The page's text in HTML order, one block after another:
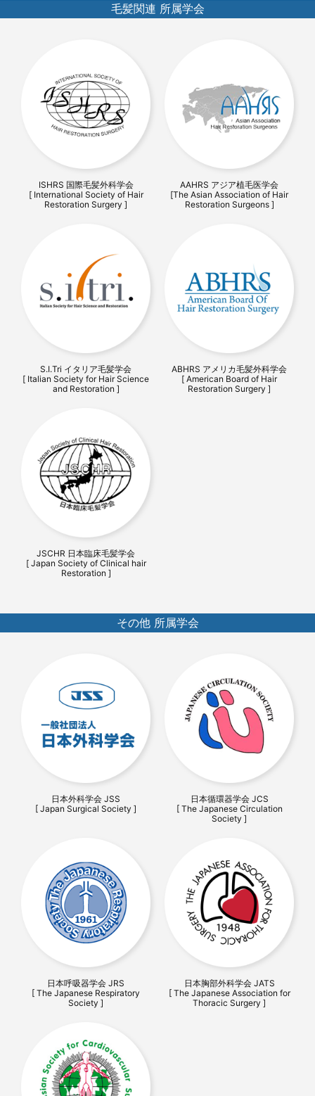
毛髪関連 所属学会
ISHRS 国際毛髪外科学会
[ International Society of Hair
Restoration Surgery ]
AAHRS アジア植毛医学会
[The Asian Association of Hair
Restoration Surgeons ]
S.I.Tri イタリア毛髪学会
[ Italian Society for Hair Science
and Restoration ]
ABHRS アメリカ毛髪外科学会
[ American Board of Hair
Restoration Surgery ]
JSCHR 日本臨床毛髪学会
[ Japan Society of Clinical hair
Restoration ]
その他 所属学会
日本外科学会 JSS
[ Japan Surgical Society ]
日本循環器学会 JCS
[ The Japanese Circulation
Society ]
日本呼吸器学会 JRS
[ The Japanese Respiratory
Society ]
日本胸部外科学会 JATS
[ The Japanese Association for
Thoracic Surgery ]